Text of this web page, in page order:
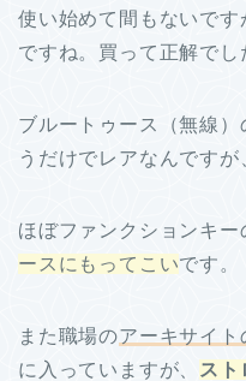
使い始めて間もないで
ですね。買って正解でし
ブルートゥース（無線
うだけでレアなんですが
ほぼファンクションキ
ースにもってこいです。
また職場のアーキサイト
に入っていますが、
スト